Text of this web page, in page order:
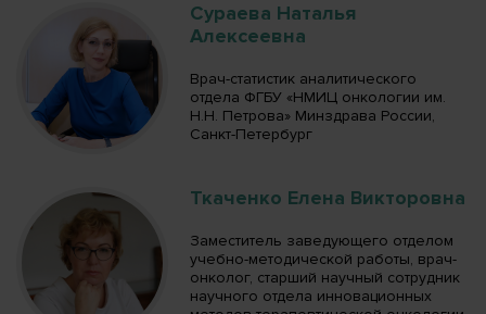
Сураева Наталья
Алексеевна
Врач-статистик аналитического
отдела ФГБУ «НМИЦ онкологии им.
Н.Н. Петрова» Минздрава России,
Санкт-Петербург
Ткаченко Елена Викторовна
Заместитель заведующего отделом
учебно-методической работы, врач-
онколог, старший научный сотрудник
научного отдела инновационных